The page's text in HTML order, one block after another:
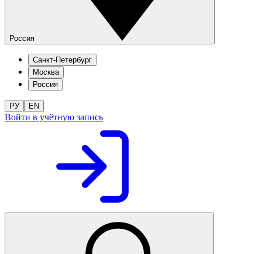
Россия
Санкт-Петербург
Москва
Россия
РУ EN
Войти в учётную запись